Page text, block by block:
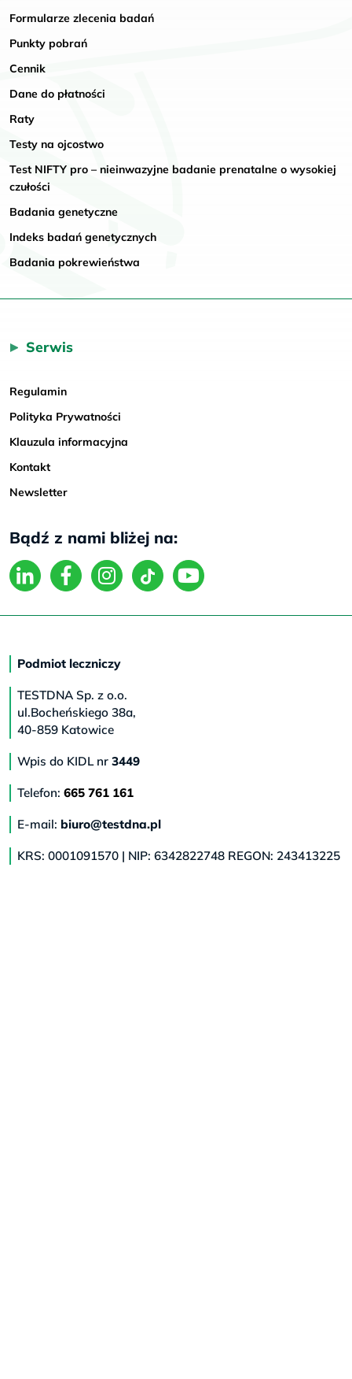
Formularze zlecenia badań
Punkty pobrań
Cennik
Dane do płatności
Raty
Testy na ojcostwo
Test NIFTY pro – nieinwazyjne badanie prenatalne o wysokiej
czułości
Badania genetyczne
Indeks badań genetycznych
Badania pokrewieństwa
Serwis
Regulamin
Polityka Prywatności
Klauzula informacyjna
Kontakt
Newsletter
Bądź z nami bliżej na:
Podmiot leczniczy
TESTDNA Sp. z o.o.
ul.Bocheńskiego 38a,
40-859 Katowice
Wpis do KIDL nr 3449
Telefon: 665 761 161
E-mail: biuro@testdna.pl
KRS: 0001091570 | NIP: 6342822748 REGON: 243413225